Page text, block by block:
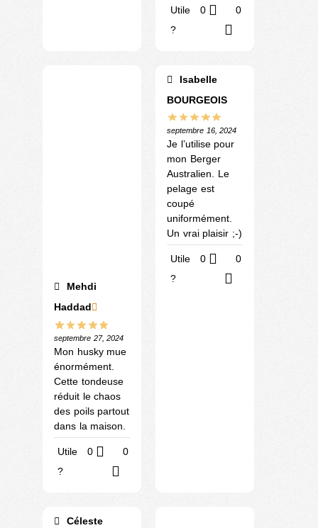
Utile
?
0 0
Mehdi
Haddad
septembre 27, 2024
Mon husky mue
énormément.
Cette tondeuse
réduit le chaos
des poils partout
dans la maison.
Utile
?
0 0
Isabelle
BOURGEOIS
septembre 16, 2024
Je l’utilise pour
mon Berger
Australien. Le
pelage est
coupé
uniformément.
Un vrai plaisir ;-)
Utile
?
0 0
Céleste